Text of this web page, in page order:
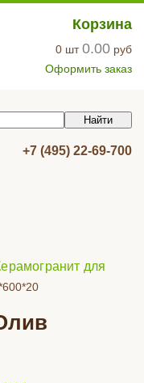
Корзина
0 шт0.00 руб
Оформить заказ
+7 (495) 22-69-700
для